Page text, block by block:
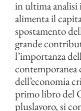
in ultima analisi
alimenta il
spostamento
grande
l’importanza
contemporanea
dell’economia
primo libro del
pluslavoro, si